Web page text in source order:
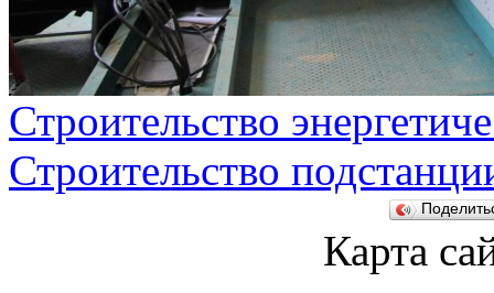
Строительство
Строительство
Карта